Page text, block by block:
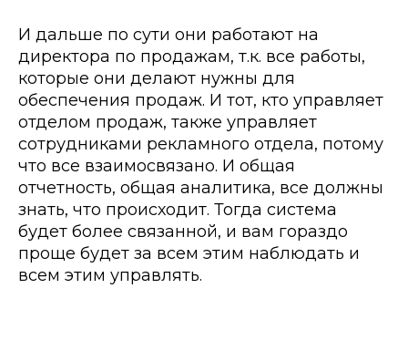
И дальше по сути они работают на
директора по продажам, т.к. все работы,
которые они делают нужны для
обеспечения продаж. И тот, кто управляет
отделом продаж, также управляет
сотрудниками рекламного отдела, потому
что все взаимосвязано. И общая
отчетность, общая аналитика, все должны
знать, что происходит. Тогда система
будет более связанной, и вам гораздо
проще будет за всем этим наблюдать и
всем этим управлять.